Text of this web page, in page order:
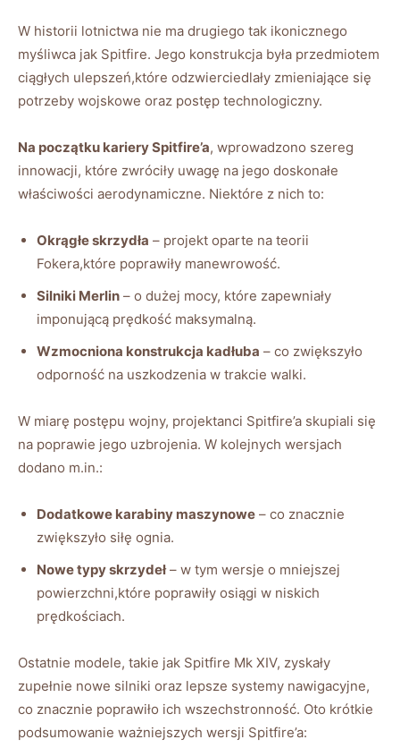
W historii lotnictwa nie ma drugiego tak ikonicznego
myśliwca jak Spitfire. Jego konstrukcja była przedmiotem
ciągłych ulepszeń,które odzwierciedlały zmieniające się
potrzeby wojskowe oraz postęp technologiczny.
Na początku kariery Spitfire’a, wprowadzono szereg
innowacji, które zwróciły uwagę na jego doskonałe
właściwości aerodynamiczne. Niektóre z nich to:
Okrągłe skrzydła – projekt oparte na teorii
Fokera,które poprawiły manewrowość.
Silniki Merlin – o dużej mocy, które zapewniały
imponującą prędkość maksymalną.
Wzmocniona konstrukcja kadłuba – co zwiększyło
odporność na uszkodzenia w trakcie walki.
W miarę postępu wojny, projektanci Spitfire’a skupiali się
na poprawie jego uzbrojenia. W kolejnych wersjach
dodano m.in.:
Dodatkowe karabiny maszynowe – co znacznie
zwiększyło siłę ognia.
Nowe typy skrzydeł– w tym wersje o mniejszej
powierzchni,które poprawiły osiągi w niskich
prędkościach.
Ostatnie modele, takie jak Spitfire Mk XIV, zyskały
zupełnie nowe silniki oraz lepsze systemy nawigacyjne,
co znacznie poprawiło ich wszechstronność. Oto krótkie
podsumowanie ważniejszych wersji Spitfire’a: